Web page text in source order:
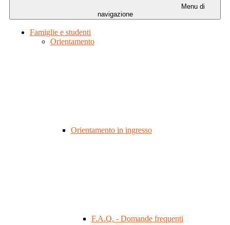
Menu di
navigazione
Famiglie e studenti
Orientamento
Orientamento in ingresso
F.A.Q. - Domande frequenti